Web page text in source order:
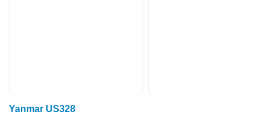
Yanmar US328